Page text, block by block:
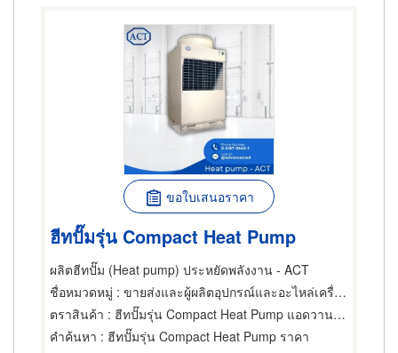
ขอใบเสนอราคา
ฮีทปั๊มรุ่น Compact Heat Pump
ผลิตฮีทปั๊ม (Heat pump) ประหยัดพลังงาน - ACT
ชื่อหมวดหมู่ : ขายส่งและผู้ผลิตอุปกรณ์และอะไหล่เครื่องทำความเย็น,เครื่องทำความร้อน
ตราสินค้า : ฮีทปั๊มรุ่น Compact Heat Pump แอดวานซ์ คูล เทคโนโลยี
คำค้นหา : ฮีทปั๊มรุ่น Compact Heat Pump ราคา